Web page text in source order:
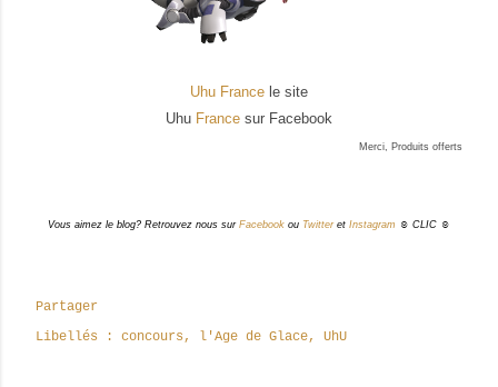
Uhu France le site
Uhu France sur Facebook
Merci, Produits offerts
Vous aimez le blog? Retrouvez nous sur Facebook ou Twitteret Instagram ☺ CLIC ☺
Partager
Libellés :
concours l'Age de Glace UhU